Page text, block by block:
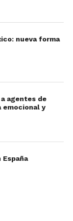
nueva forma
agentes de
emocional y